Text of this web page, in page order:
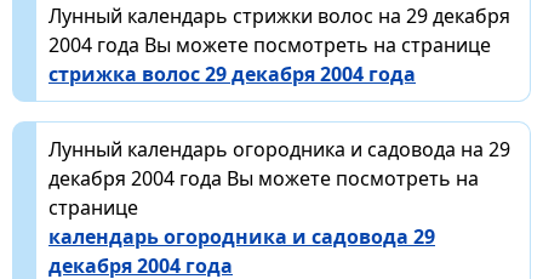
Лунный календарь стрижки волос на 29 декабря
2004 года Вы можете посмотреть на странице
стрижка волос 29 декабря 2004 года
Лунный календарь огородника и садовода на 29
декабря 2004 года Вы можете посмотреть на
странице
календарь огородника и садовода 29
декабря 2004 года